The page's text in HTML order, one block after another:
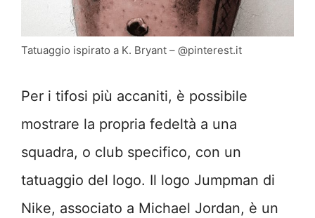
Tatuaggio ispirato a K. Bryant – @pinterest.it
Per i tifosi più accaniti, è possibile
mostrare la propria fedeltà a una
squadra, o club specifico, con un
tatuaggio del logo. Il logo Jumpman di
Nike, associato a Michael Jordan, è un